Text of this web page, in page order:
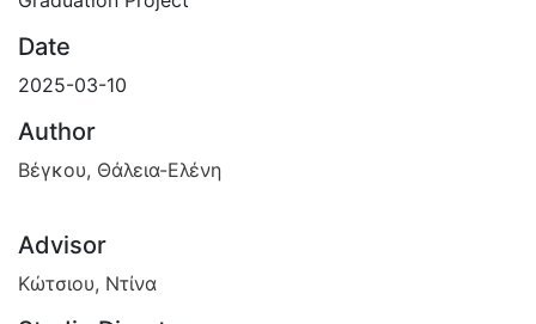
Date
2025-03-10
Author
Βέγκου, Θάλεια-Ελένη
Advisor
Κώτσιου, Ντίνα